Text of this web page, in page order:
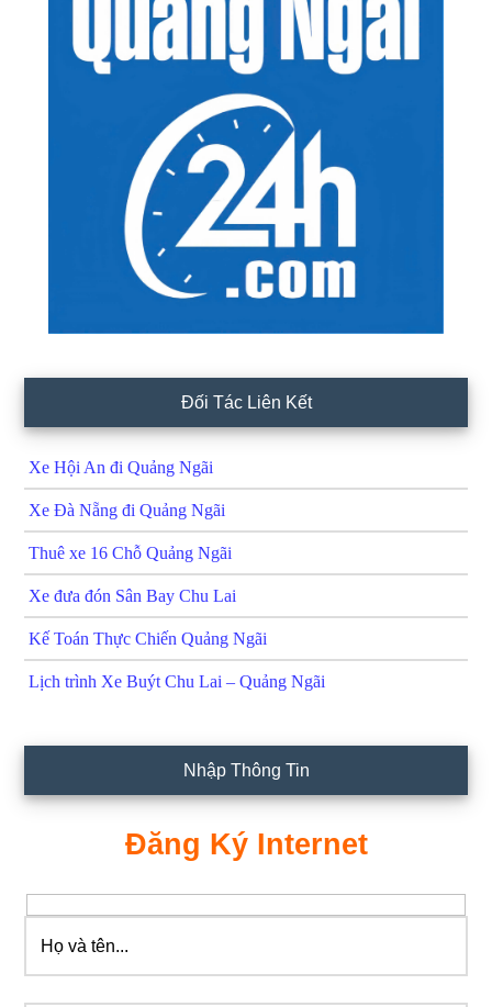
Đối Tác Liên Kết
Xe Hội An đi Quảng Ngãi
Xe Đà Nẵng đi Quảng Ngãi
Thuê xe 16 Chỗ Quảng Ngãi
Xe đưa đón Sân Bay Chu Lai
Kế Toán Thực Chiến Quảng Ngãi
Lịch trình Xe Buýt Chu Lai – Quảng Ngãi
Nhập Thông Tin
Đăng Ký Internet